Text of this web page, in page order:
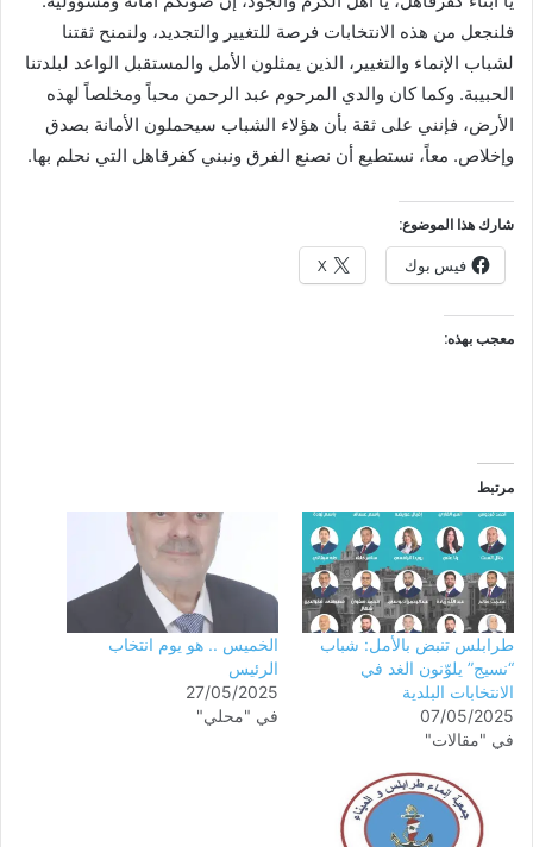
فلنجعل من هذه الانتخابات فرصة للتغيير والتجديد، ولنمنح ثقتنا
لشباب الإنماء والتغيير، الذين يمثلون الأمل والمستقبل الواعد لبلدتنا
الحبيبة. وكما كان والدي المرحوم عبد الرحمن محباً ومخلصاً لهذه
الأرض، فإنني على ثقة بأن هؤلاء الشباب سيحملون الأمانة بصدق
وإخلاص. معاً، نستطيع أن نصنع الفرق ونبني كفرقاهل التي نحلم بها.
شارك هذا الموضوع:
فيس بوك X
معجب بهذه:
مرتبط
طرابلس تنبض بالأمل: شباب
“نسيج” يلوّنون الغد في
الانتخابات البلدية
07/05/2025
في "مقالات"
الخميس .. هو يوم انتخاب
الرئيس
27/05/2025
في "محلي"